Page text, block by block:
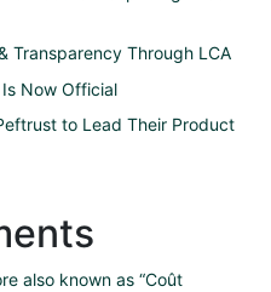
Transparency Through LCA
Is Now Official
to Lead Their Product
also known as “Coût